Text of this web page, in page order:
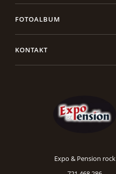
FOTOALBUM
KONTAKT
Expo & Pension rock